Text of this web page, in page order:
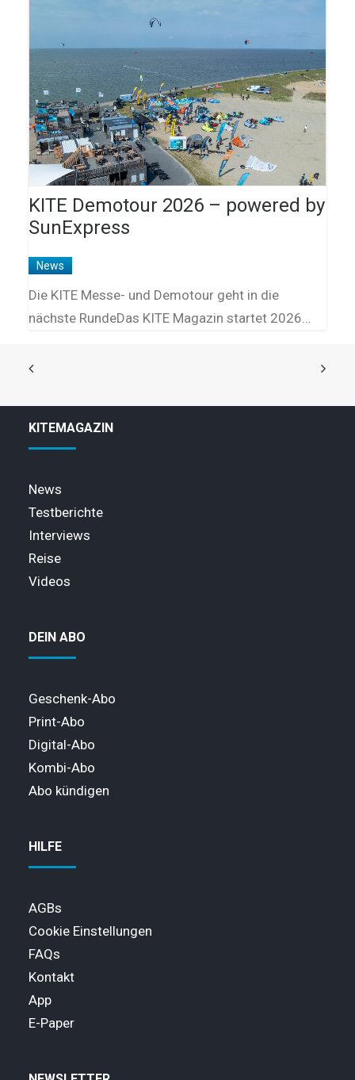
KITE Demotour 2026 – powered by
SunExpress
News
Die KITE Messe- und Demotour geht in die
nächste RundeDas KITE Magazin startet 2026…
KITEMAGAZIN
News
Testberichte
Interviews
Reise
Videos
DEIN ABO
Geschenk-Abo
Print-Abo
Digital-Abo
Kombi-Abo
Abo kündigen
HILFE
AGBs
Cookie Einstellungen
FAQs
Kontakt
App
E-Paper